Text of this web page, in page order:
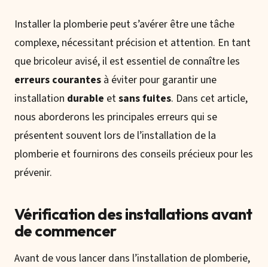
Installer la plomberie peut s’avérer être une tâche
complexe, nécessitant précision et attention. En tant
que bricoleur avisé, il est essentiel de connaître les
erreurs courantes à éviter pour garantir une
installation durable etsans fuites. Dans cet article,
nous aborderons les principales erreurs qui se
présentent souvent lors de l’installation de la
plomberie et fournirons des conseils précieux pour les
prévenir.
Vérification des installations avant
de commencer
Avant de vous lancer dans l’installation de plomberie,